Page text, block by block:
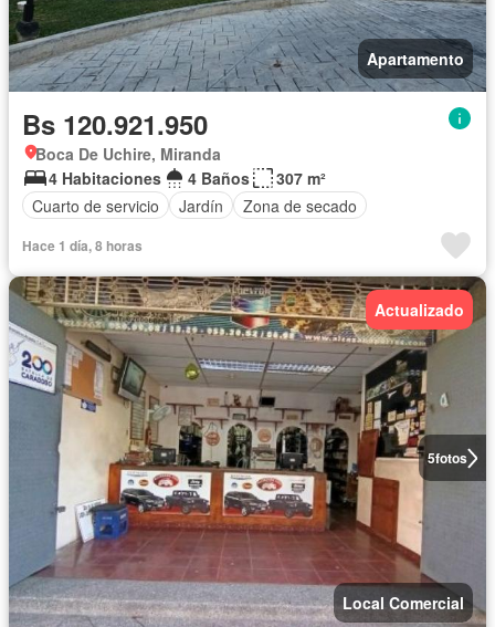
Apartamento
Bs 120.921.950
Boca De Uchire, Miranda
4 Habitaciones
4 Baños
307 m²
Cuarto de servicio
Jardín Zona de secado
Hace 1 día, 8 horas
5fotos
Actualizado
Local Comercial